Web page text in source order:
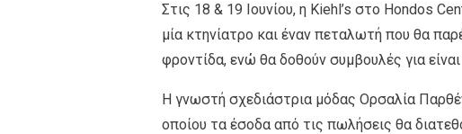
Στις 18 & 19 Ιουνίου, η Kiehl’s στο Hondos
μία κτηνίατρο και έναν πεταλωτή που θα
φροντίδα, ενώ θα δοθούν συμβουλές για
H γνωστή σχεδιάστρια μόδας Ορσαλία
οποίου τα έσοδα από τις πωλήσεις θα